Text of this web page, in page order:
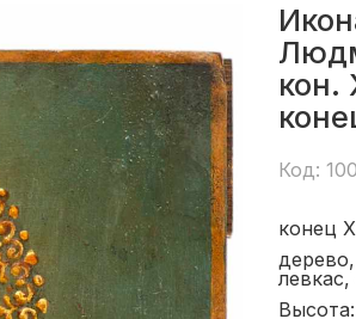
кон.
Код:
конец